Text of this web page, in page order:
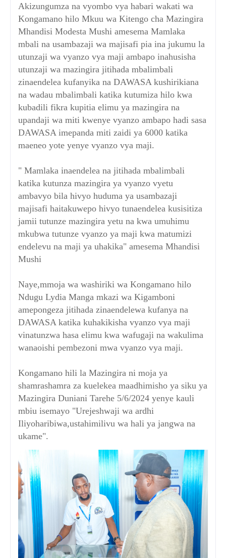
Akizungumza na vyombo vya habari wakati wa
Kongamano hilo Mkuu wa Kitengo cha Mazingira
Mhandisi Modesta Mushi amesema Mamlaka
mbali na usambazaji wa majisafi pia ina jukumu la
utunzaji wa vyanzo vya maji ambapo inahusisha
utunzaji wa mazingira jitihada mbalimbali
zinaendelea kufanyika na DAWASA kushirikiana
na wadau mbalimbali katika kutumiza hilo kwa
kubadili fikra kupitia elimu ya mazingira na
upandaji wa miti kwenye vyanzo ambapo hadi sasa
DAWASA imepanda miti zaidi ya 6000 katika
maeneo yote yenye vyanzo vya maji.
" Mamlaka inaendelea na jitihada mbalimbali
katika kutunza mazingira ya vyanzo vyetu
ambavyo bila hivyo huduma ya usambazaji
majisafi haitakuwepo hivyo tunaendelea kusisitiza
jamii tutunze mazingira yetu na kwa umuhimu
mkubwa tutunze vyanzo ya maji kwa matumizi
endelevu na maji ya uhakika" amesema Mhandisi
Mushi
Naye,mmoja wa washiriki wa Kongamano hilo
Ndugu Lydia Manga mkazi wa Kigamboni
amepongeza jitihada zinaendelewa kufanya na
DAWASA katika kuhakikisha vyanzo vya maji
vinatunzwa hasa elimu kwa wafugaji na wakulima
wanaoishi pembezoni mwa vyanzo vya maji.
Kongamano hili la Mazingira ni moja ya
shamrashamra za kuelekea maadhimisho ya siku ya
Mazingira Duniani Tarehe 5/6/2024 yenye kauli
mbiu isemayo "Urejeshwaji wa ardhi
Iliyoharibiwa,ustahimilivu wa hali ya jangwa na
ukame".